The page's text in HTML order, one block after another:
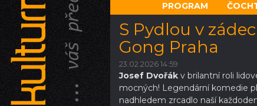
PROGRAM
S Pydlou v
Gong Praha
23.02.2026 14:59
Josef Dvořák v brilantní roli
mocných! Legendární komedie
nadhledem zrcadlo naší